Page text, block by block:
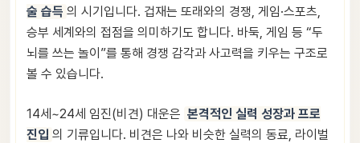
술 습득 의 시기입니다. 겁재는 또래와의 경쟁, 게임·스포츠,
승부 세계와의 접점을 의미하기도 합니다. 바둑, 게임 등 “두
뇌를 쓰는 놀이”를 통해 경쟁 감각과 사고력을 키우는 구조로
볼 수 있습니다.
14세~24세 임진(비견) 대운은 본격적인 실력 성장과 프로
진입 의 기류입니다. 비견은 나와 비슷한 실력의 동료, 라이벌